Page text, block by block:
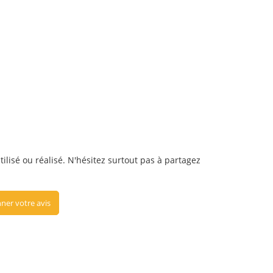
ou réalisé. N'hésitez surtout pas à partagez
votre avis